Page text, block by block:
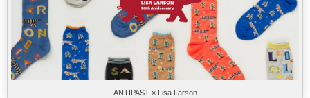
ANTIPAST × Lisa Larson